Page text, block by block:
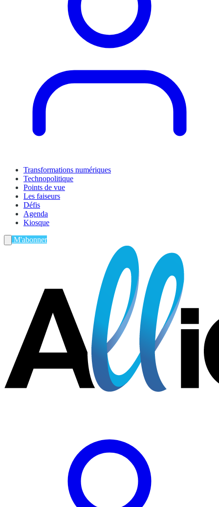
Transformations numériques
Technopolitique
Points de vue
Les faiseurs
Défis
Agenda
Kiosque
M'abonner